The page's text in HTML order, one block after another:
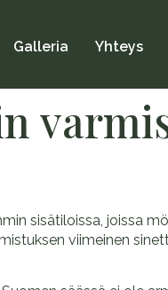
Galleria Yhteys
sisätiloissa, joissa
viimeinen